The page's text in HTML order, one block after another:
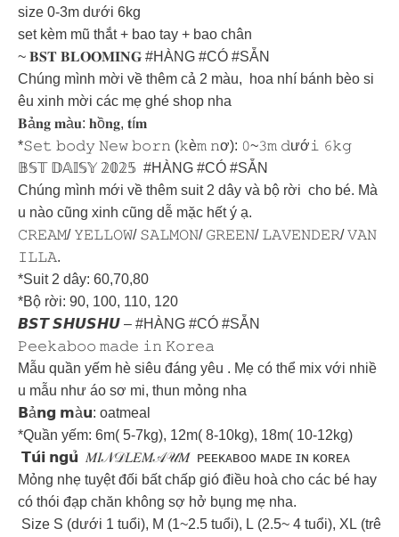
size 0-3m dưới 6kg
set kèm mũ thắt + bao tay + bao chân
~ 𝐁𝐒𝐓 𝐁𝐋𝐎𝐎𝐌𝐈𝐍𝐆 #HÀNG #CÓ #SẴN
Chúng mình mời về thêm cả 2 màu, hoa nhí bánh bèo si
êu xinh mời các mẹ ghé shop nha
𝐁ả𝐧𝐠 𝐦à𝐮: 𝐡ồ𝐧𝐠, 𝐭í𝐦
*𝚂𝚎𝚝 𝚋𝚘𝚍𝚢 𝙽𝚎𝚠 𝚋𝚘𝚛𝚗 (𝚔è𝚖 𝚗ơ): 𝟶~𝟹𝚖 𝚍ướ𝚒 𝟼𝚔𝚐
𝔹𝕊𝕋 𝔻𝔸𝕀𝕊𝕐 𝟚𝟘𝟚𝟝 #HÀNG #CÓ #SẴN
Chúng mình mới về thêm suit 2 dây và bộ rời cho bé. Mà
u nào cũng xinh cũng dễ mặc hết ý ạ.
𝙲𝚁𝙴𝙰𝙼/ 𝚈𝙴𝙻𝙻𝙾𝚆/ 𝚂𝙰𝙻𝙼𝙾𝙽/ 𝙶𝚁𝙴𝙴𝙽/ 𝙻𝙰𝚅𝙴𝙽𝙳𝙴𝚁/ 𝚅𝙰𝙽
𝙸𝙻𝙻𝙰.
*Suit 2 dây: 60,70,80
*Bộ rời: 90, 100, 110, 120
𝘽𝙎𝙏 𝙎𝙃𝙐𝙎𝙃𝙐 – #HÀNG #CÓ #SẴN
𝙿𝚎𝚎𝚔𝚊𝚋𝚘𝚘 𝚖𝚊𝚍𝚎 𝚒𝚗 𝙺𝚘𝚛𝚎𝚊
Mẫu quần yếm hè siêu đáng yêu . Mẹ có thể mix với nhiề
u mẫu như áo sơ mi, thun mỏng nha
𝗕ả𝗻𝗴 𝗺à𝘂: oatmeal
*Quần yếm: 6m( 5-7kg), 12m( 8-10kg), 18m( 10-12kg)
𝗧𝘂́𝗶 𝗻𝗴𝘂̉ 𝑀𝐼𝒩𝒟𝐿𝐸𝑀𝒜𝒰𝑀 ᴘᴇᴇᴋᴀʙᴏᴏ ᴍᴀᴅᴇ ɪɴ ᴋᴏʀᴇᴀ
Mỏng nhẹ tuyệt đối bất chấp gió điều hoà cho các bé hay
có thói đạp chăn không sợ hở bụng mẹ nha.
Size S (dưới 1 tuổi), M (1~2.5 tuổi), L (2.5~ 4 tuổi), XL (trê